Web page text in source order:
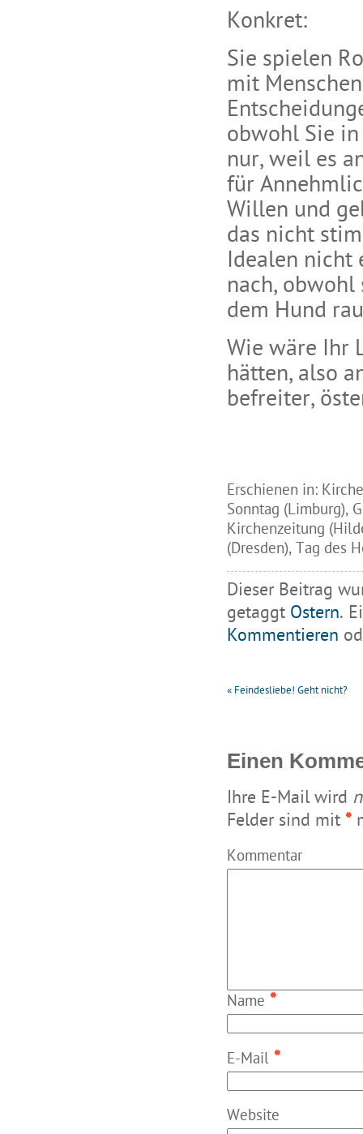
Konkret:
Sie spielen
mit
obwohl Sie
nur, weil es
für
Willen und
das nicht
Idealen nicht
nach,
dem Hund
Wie wäre Ihr
hätten, also
befreiter,
Erschienen in:
Sonntag (Limburg),
Kirchenzeitung
(Dresden), Tag des
Dieser Beitrag
getaggt Ostern.
Kommentieren
« Feindesliebe! Geht nicht?
Einen
Ihre E-Mail wird
Felder sind mit *
Kommentar
Name *
E-Mail *
Website